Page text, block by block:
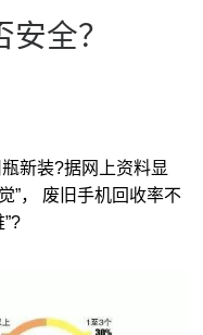
全？
新装?据网上资料显
”， 废旧手机回收率不